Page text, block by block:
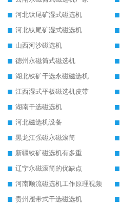
河北钛尾矿湿式磁选机
河北钛尾矿湿式磁选机
山西河沙磁选机
德州永磁筒式磁选机
湖北铁矿干选永磁磁选机
江西湿式平板磁选机皮带
湖南干选磁选机
河北磁选机设备
黑龙江强磁永磁滚筒
新疆铁矿磁选机有多重
辽宁永磁滚筒的优缺点
河南顺流磁选机工作原理视频
贵州履带式干选磁选机